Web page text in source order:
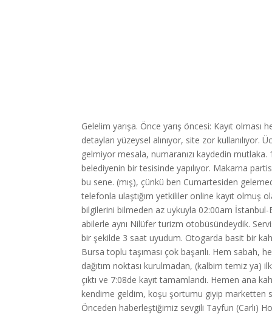
Gelelim yarışa. Önce yarış öncesi: Kayıt
detayları yüzeysel alınıyor, site zor
gelmiyor mesala, numaranızı kaydedin
belediyenin bir tesisinde yapılıyor. Makarna
bu sene. (mış), çünkü ben Cumartesiden
telefonla ulaştığım yetkililer online kayıt olmuş
bilgilerini bilmeden az uykuyla 02:00am İstanbul-
abilerle aynı Nilüfer turizm otobüsündeydik.
bir şekilde 3 saat uyudum. Otogarda basit bir
Bursa toplu taşıması çok başarılı. Hem sabah,
dağıtım noktası kurulmadan, (kalbim temiz ya)
çıktı ve 7:08de kayıt tamamlandı. Hemen ana
kendime geldim, koşu şortumu giyip marketten
Önceden haberleştiğimiz sevgili Tayfun (Carlı)